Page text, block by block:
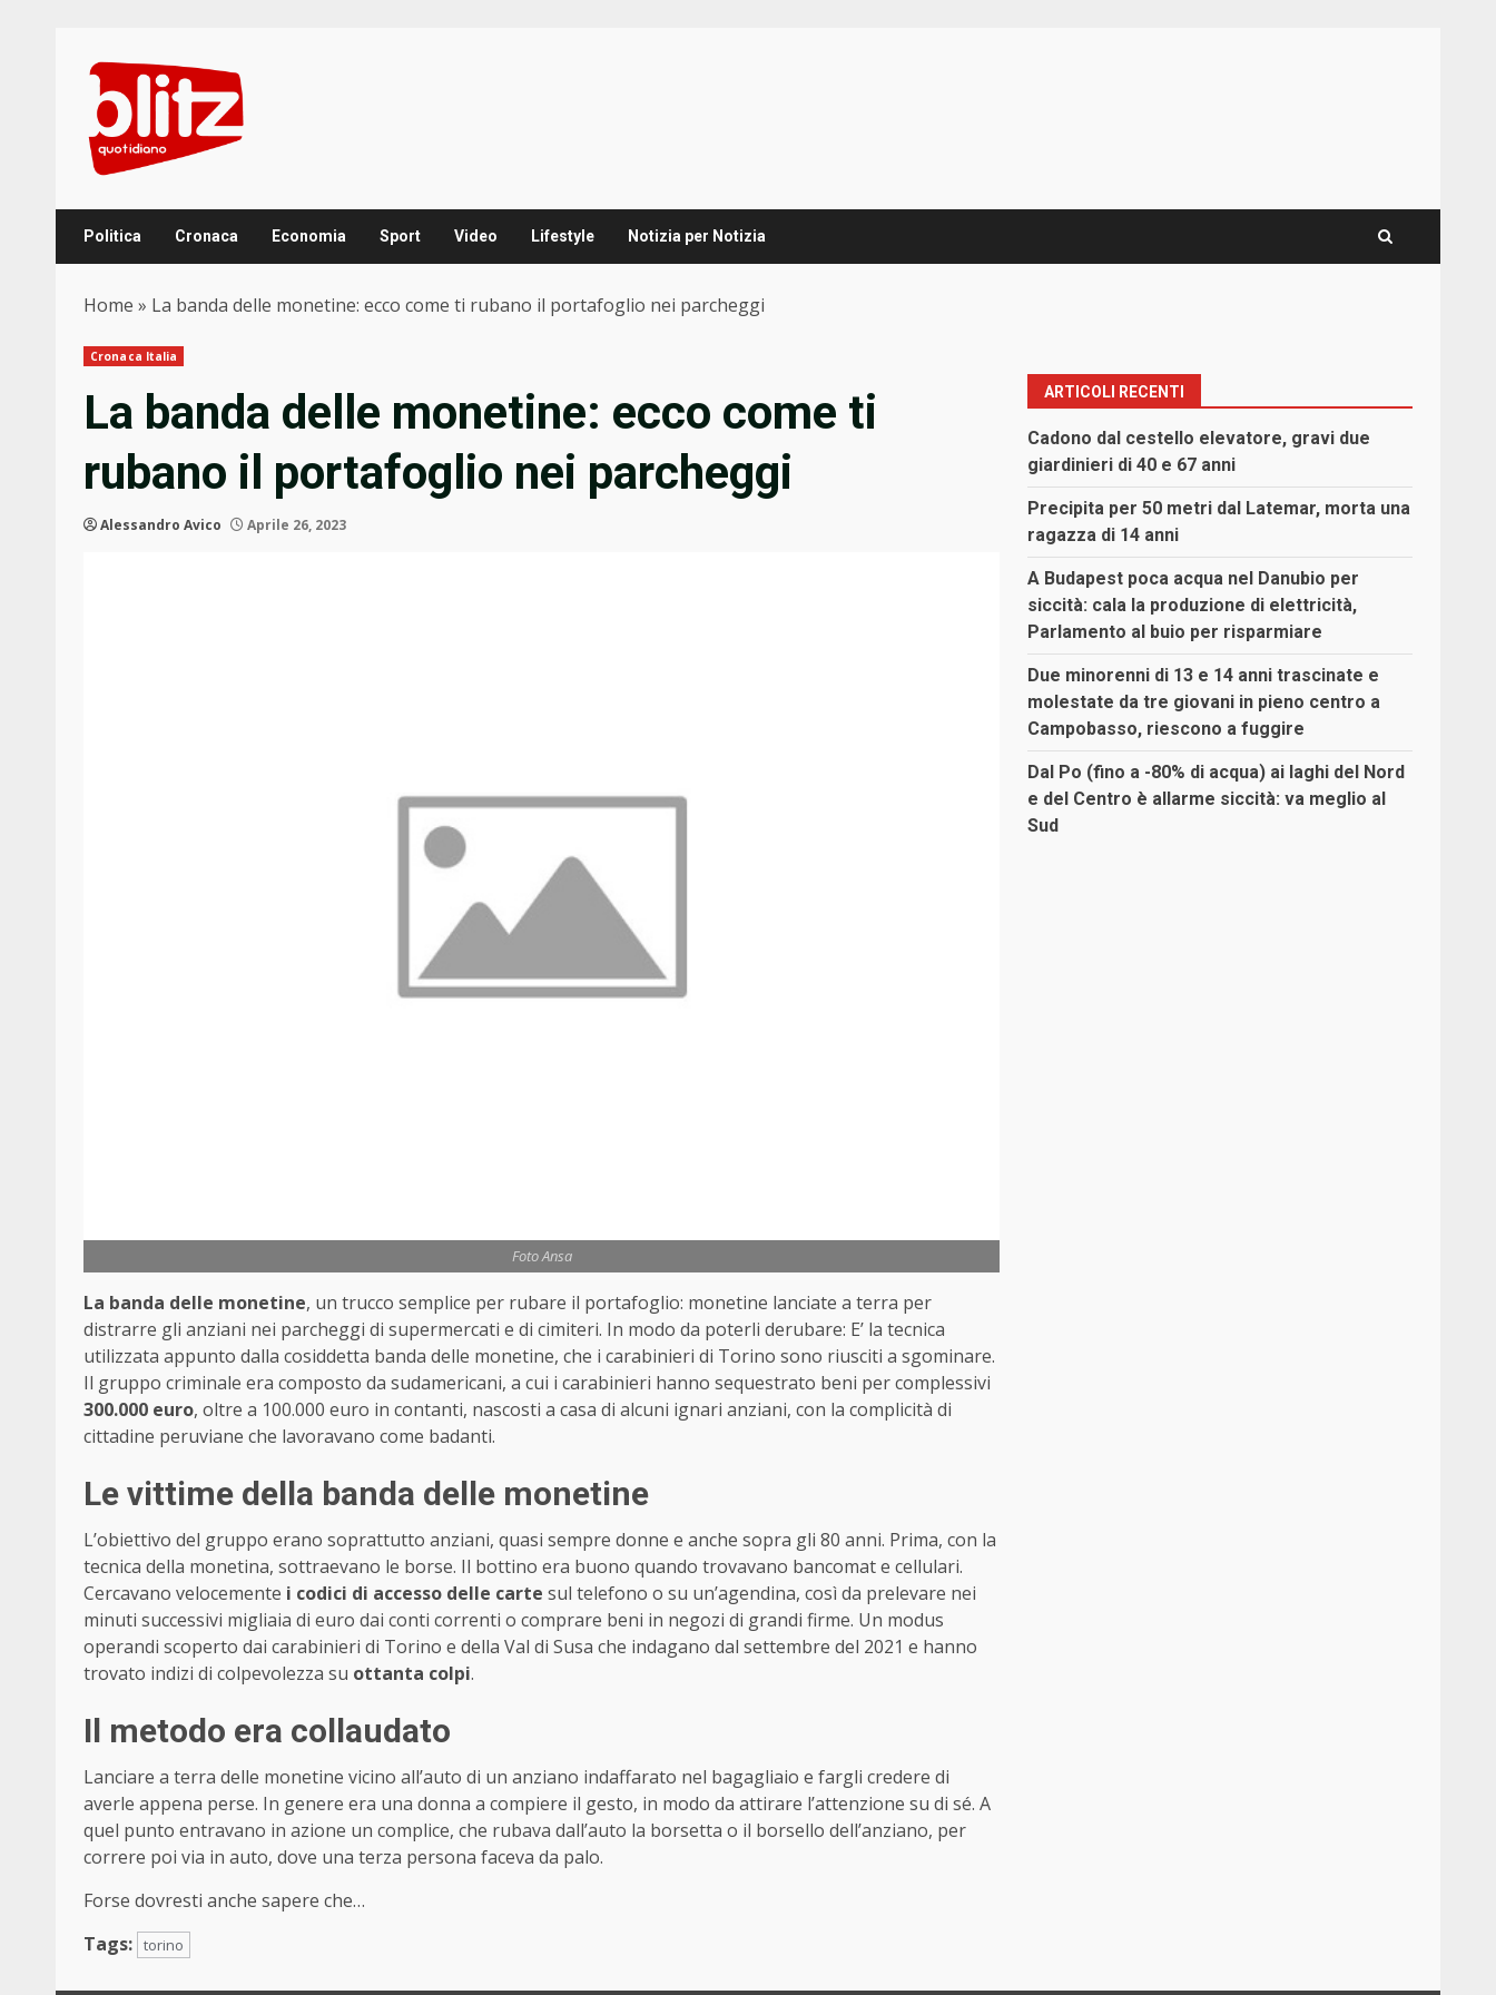
content
Politica Cronaca Economia Sport Video Lifestyle Notizia per Notizia
Home » La banda delle monetine: ecco come ti rubano il portafoglio nei parcheggi
Cronaca Italia
La banda delle monetine: ecco come ti
rubano il portafoglio nei parcheggi
Alessandro Avico Aprile 26, 2023
Foto Ansa
La banda delle monetine, un trucco semplice per rubare il portafoglio: monetine lanciate a terra per
distrarre gli anziani nei parcheggi di supermercati e di cimiteri. In modo da poterli derubare: E’ la tecnica
utilizzata appunto dalla cosiddetta banda delle monetine, che i carabinieri di Torino sono riusciti a sgominare.
Il gruppo criminale era composto da sudamericani, a cui i carabinieri hanno sequestrato beni per complessivi
300.000 euro, oltre a 100.000 euro in contanti, nascosti a casa di alcuni ignari anziani, con la complicità di
cittadine peruviane che lavoravano come badanti.
Le vittime della banda delle monetine
L’obiettivo del gruppo erano soprattutto anziani, quasi sempre donne e anche sopra gli 80 anni. Prima, con la
tecnica della monetina, sottraevano le borse. Il bottino era buono quando trovavano bancomat e cellulari.
Cercavano velocemente i codici di accesso delle carte sul telefono o su un’agendina, così da prelevare nei
minuti successivi migliaia di euro dai conti correnti o comprare beni in negozi di grandi firme. Un modus
operandi scoperto dai carabinieri di Torino e della Val di Susa che indagano dal settembre del 2021 e hanno
trovato indizi di colpevolezza su ottanta colpi.
Il metodo era collaudato
Lanciare a terra delle monetine vicino all’auto di un anziano indaffarato nel bagagliaio e fargli credere di
averle appena perse. In genere era una donna a compiere il gesto, in modo da attirare l’attenzione su di sé. A
quel punto entravano in azione un complice, che rubava dall’auto la borsetta o il borsello dell’anziano, per
correre poi via in auto, dove una terza persona faceva da palo.
Forse dovresti anche sapere che…
Tags: torino
ARTICOLI RECENTI
Cadono dal cestello elevatore, gravi due
giardinieri di 40 e 67 anni
Precipita per 50 metri dal Latemar, morta una
ragazza di 14 anni
A Budapest poca acqua nel Danubio per
siccità: cala la produzione di elettricità,
Parlamento al buio per risparmiare
Due minorenni di 13 e 14 anni trascinate e
molestate da tre giovani in pieno centro a
Campobasso, riescono a fuggire
Dal Po (fino a -80% di acqua) ai laghi del Nord
e del Centro è allarme siccità: va meglio al
Sud